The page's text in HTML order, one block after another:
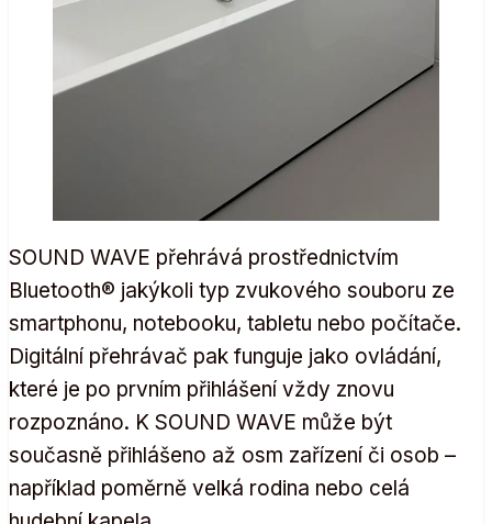
SOUND WAVE přehrává prostřednictvím
Bluetooth® jakýkoli typ zvukového souboru ze
smartphonu, notebooku, tabletu nebo počítače.
Digitální přehrávač pak funguje jako ovládání,
které je po prvním přihlášení vždy znovu
rozpoznáno. K SOUND WAVE může být
současně přihlášeno až osm zařízení či osob –
například poměrně velká rodina nebo celá